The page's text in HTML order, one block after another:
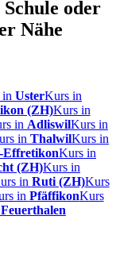
oder
Nähe
UsterKurs in
(ZH)Kurs in
in AdliswilKurs in
in ThalwilKurs in
EffretikonKurs in
(ZH)Kurs in
in Ruti (ZH)Kurs
in PfäffikonKurs
Feuerthalen